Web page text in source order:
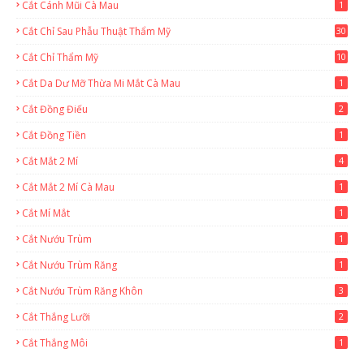
Cắt Cánh Mũi Cà Mau 1
Cắt Chỉ Sau Phẫu Thuật Thẩm Mỹ 30
Cắt Chỉ Thẩm Mỹ 10
Cắt Da Dư Mỡ Thừa Mi Mắt Cà Mau 1
Cắt Đồng Điếu 2
Cắt Đồng Tiền 1
Cắt Mắt 2 Mí 4
Cắt Mắt 2 Mí Cà Mau 1
Cắt Mí Mắt 1
Cắt Nướu Trùm 1
Cắt Nướu Trùm Răng 1
Cắt Nướu Trùm Răng Khôn 3
Cắt Thắng Lưỡi 2
Cắt Thắng Môi 1